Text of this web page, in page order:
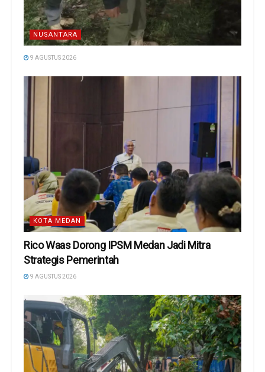
NUSANTARA
9 AGUSTUS 2026
KOTA MEDAN
Rico Waas Dorong IPSM Medan Jadi Mitra
Strategis Pemerintah
9 AGUSTUS 2026